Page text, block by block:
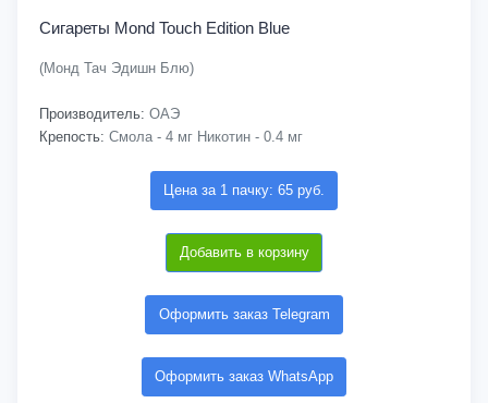
Сигареты Mond Touch Edition Blue
(Монд Тач Эдишн Блю)
Производитель: ОАЭ
Крепость: Смола - 4 мг Никотин - 0.4 мг
Цена за 1 пачку: 65 руб.
Добавить в корзину
Оформить заказ Telegram
Оформить заказ WhatsApp